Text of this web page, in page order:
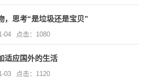
，思考“是垃圾还是宝贝”
04 点击：1080
适应国外的生活
03 点击：1120